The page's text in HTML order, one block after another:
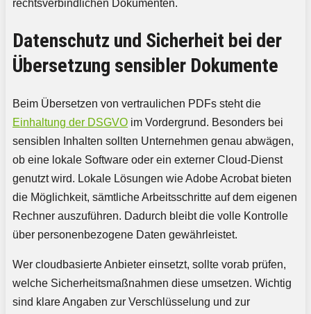
rechtsverbindlichen Dokumenten.
Datenschutz und Sicherheit bei der
Übersetzung sensibler Dokumente
Beim Übersetzen von vertraulichen PDFs steht die
Einhaltung der DSGVO im Vordergrund. Besonders bei
sensiblen Inhalten sollten Unternehmen genau abwägen,
ob eine lokale Software oder ein externer Cloud-Dienst
genutzt wird. Lokale Lösungen wie Adobe Acrobat bieten
die Möglichkeit, sämtliche Arbeitsschritte auf dem eigenen
Rechner auszuführen. Dadurch bleibt die volle Kontrolle
über personenbezogene Daten gewährleistet.
Wer cloudbasierte Anbieter einsetzt, sollte vorab prüfen,
welche Sicherheitsmaßnahmen diese umsetzen. Wichtig
sind klare Angaben zur Verschlüsselung und zur